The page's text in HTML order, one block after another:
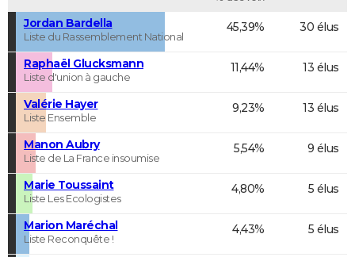
Jordan Bardella
Liste du Rassemblement National
45,39% 30 élus
Raphaël Glucksmann
Liste d'union à gauche
11,44% 13 élus
Valérie Hayer
Liste Ensemble
9,23% 13 élus
Manon Aubry
Liste de La France insoumise
5,54% 9 élus
Marie Toussaint
Liste Les Ecologistes
4,80% 5 élus
Marion Maréchal
Liste Reconquête !
4,43% 5 élus